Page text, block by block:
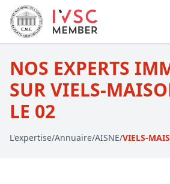
NOS EXPERTS
SUR VIELS-
LE 02
L'expertise/Annuaire/AISNE/VIELS-